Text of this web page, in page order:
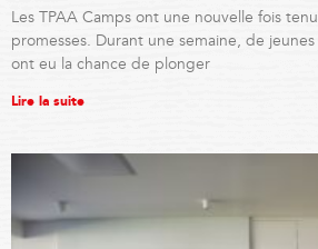
Les TPAA Camps ont une nouvelle fois
promesses. Durant une semaine, de
ont eu la chance de plonger
Lire la suite